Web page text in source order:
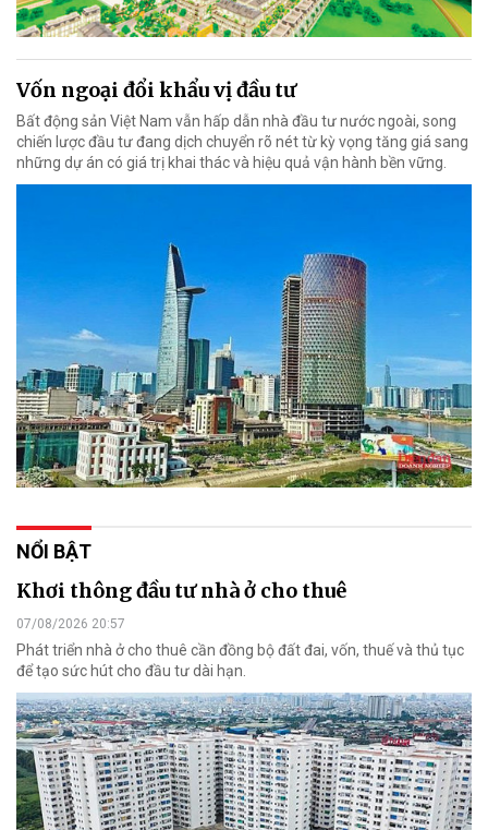
Vốn ngoại đổi khẩu vị đầu tư
Bất động sản Việt Nam vẫn hấp dẫn nhà đầu tư nước ngoài, song
chiến lược đầu tư đang dịch chuyển rõ nét từ kỳ vọng tăng giá sang
những dự án có giá trị khai thác và hiệu quả vận hành bền vững.
NỔI BẬT
Khơi thông đầu tư nhà ở cho thuê
07/08/2026 20:57
Phát triển nhà ở cho thuê cần đồng bộ đất đai, vốn, thuế và thủ tục
để tạo sức hút cho đầu tư dài hạn.